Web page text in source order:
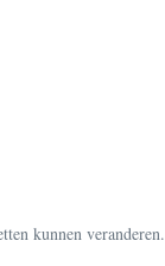
kunnen